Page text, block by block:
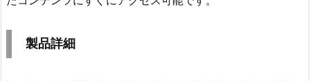
製品詳細